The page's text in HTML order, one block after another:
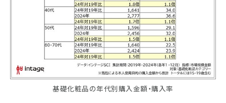
基礎化粧品の年代別購入金額・購入率